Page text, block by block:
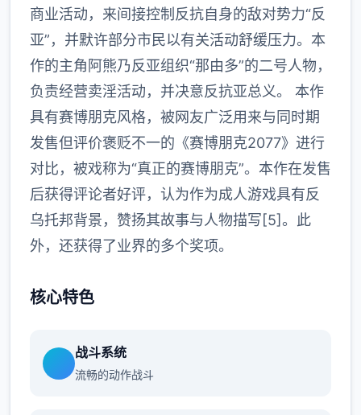
商业活动，来间接控制反抗自身的敌对势力“反
亚”，并默许部分市民以有关活动舒缓压力。本
作的主角阿熊乃反亚组织“那由多”的二号人物，
负责经营卖淫活动，并决意反抗亚总义。 本作
具有赛博朋克风格，被网友广泛用来与同时期
发售但评价褒贬不一的《赛博朋克2077》进行
对比，被戏称为“真正的赛博朋克”。本作在发售
后获得评论者好评，认为作为成人游戏具有反
乌托邦背景，赞扬其故事与人物描写[5]。此
外，还获得了业界的多个奖项。
核心特色
战斗系统
流畅的动作战斗